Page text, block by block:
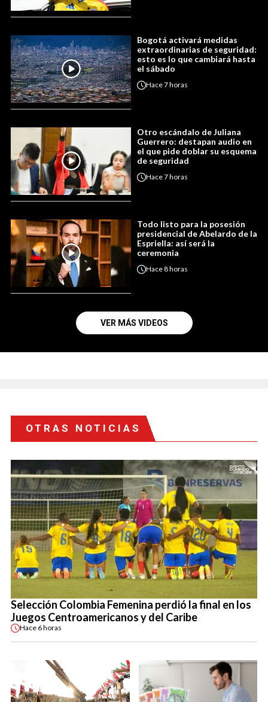
Bogotá activará medidas
extraordinarias de seguridad:
esto es lo que cambiará hasta
el sábado
Hace7 horas
Otro escándalo de Juliana
Guerrero: destapan audio en
el que pide doblar su esquema
de seguridad
Hace7 horas
Todo listo para la posesión
presidencial de Abelardo de la
Espriella: así será la
ceremonia
Hace8 horas
VER MÁS VIDEOS
OTRAS NOTICIAS
Selección Colombia Femenina perdió la final en los
Juegos Centroamericanos y del Caribe
Hace 6 horas